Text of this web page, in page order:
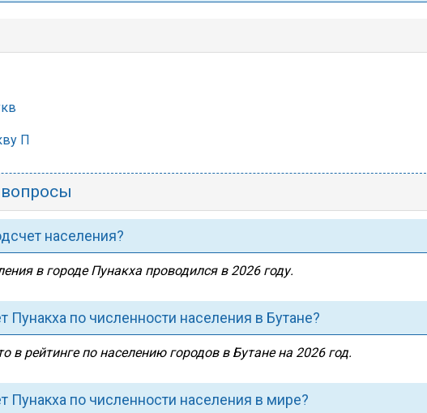
П
населения?
в городе Пунакха проводился в 2026 году.
Пунакха по численности населения в Бутане?
в рейтинге по населению городов в Бутане на 2026 год.
Пунакха по численности населения в мире?